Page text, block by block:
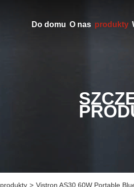
Do domu O nas produkty
produkty > Vistron AS30 60W Portable